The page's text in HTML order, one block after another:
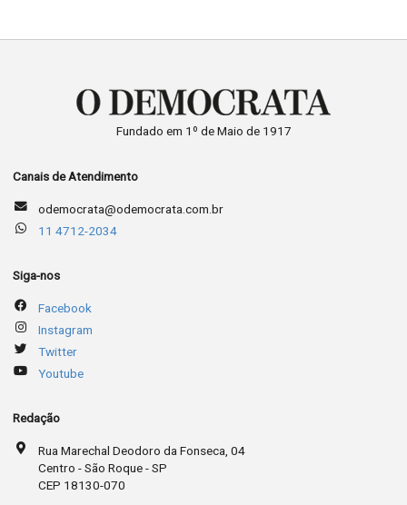
Fundado em 1º de Maio de 1917
Canais de Atendimento
odemocrata@odemocrata.com.br
11 4712-2034
Siga-nos
Facebook
Instagram
Twitter
Youtube
Redação
Rua Marechal Deodoro da Fonseca, 04
Centro - São Roque - SP
CEP 18130-070